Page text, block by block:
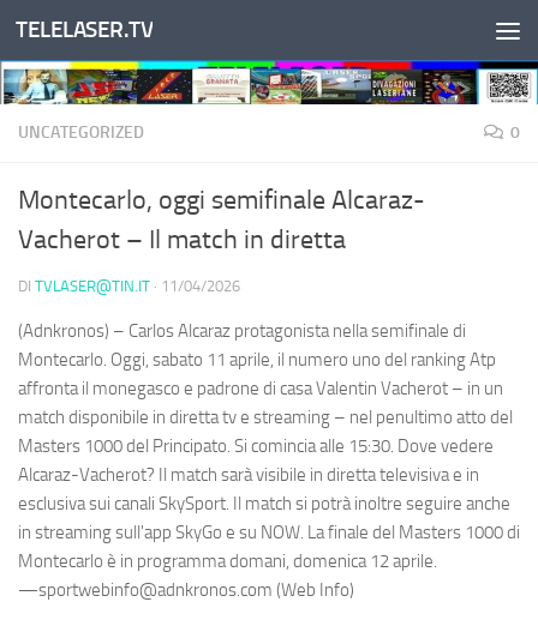
Salta al contenuto
TELELASER.TV
UNCATEGORIZED 0
Montecarlo, oggi semifinale Alcaraz-
Vacherot – Il match in diretta
DI TVLASER@TIN.IT · 11/04/2026
(Adnkronos) – Carlos Alcaraz protagonista nella semifinale di
Montecarlo. Oggi, sabato 11 aprile, il numero uno del ranking Atp
affronta il monegasco e padrone di casa Valentin Vacherot – in un
match disponibile in diretta tv e streaming – nel penultimo atto del
Masters 1000 del Principato. Si comincia alle 15:30. Dove vedere
Alcaraz-Vacherot? Il match sarà visibile in diretta televisiva e in
esclusiva sui canali SkySport. Il match si potrà inoltre seguire anche
in streaming sull'app SkyGo e su NOW. La finale del Masters 1000 di
Montecarlo è in programma domani, domenica 12 aprile.
—sportwebinfo@adnkronos.com (Web Info)